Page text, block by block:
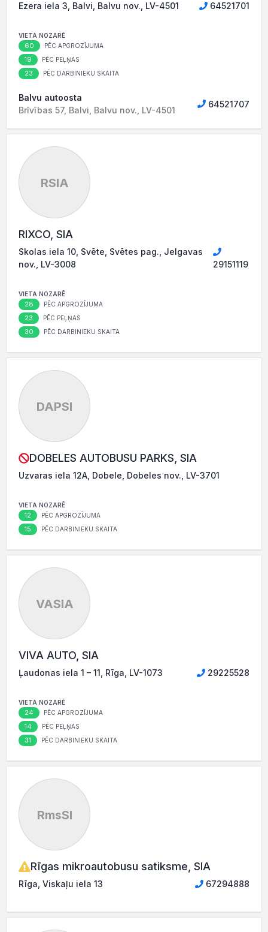
Ezera iela 3, Balvi, Balvu nov., LV-4501 64521701
VIETA NOZARĒ
60 PĒC APGROZĪJUMA
19 PĒC PEĻŅAS
23 PĒC DARBINIEKU SKAITA
Balvu autoosta
Brīvības 57, Balvi, Balvu nov., LV-4501
64521707
RSIA
RIXCO, SIA
Skolas iela 10, Svēte, Svētes pag., Jelgavas
nov., LV-3008
29151119
VIETA NOZARĒ
28 PĒC APGROZĪJUMA
23 PĒC PEĻŅAS
30 PĒC DARBINIEKU SKAITA
DAPSI
DOBELES AUTOBUSU PARKS, SIA
Uzvaras iela 12A, Dobele, Dobeles nov., LV-3701
VIETA NOZARĒ
12 PĒC APGROZĪJUMA
15 PĒC DARBINIEKU SKAITA
VASIA
VIVA AUTO, SIA
Ļaudonas iela 1 – 11, Rīga, LV-1073 29225528
VIETA NOZARĒ
24 PĒC APGROZĪJUMA
14 PĒC PEĻŅAS
31 PĒC DARBINIEKU SKAITA
RmsSI
Rīgas mikroautobusu satiksme, SIA
Rīga, Viskaļu iela 13 67294888